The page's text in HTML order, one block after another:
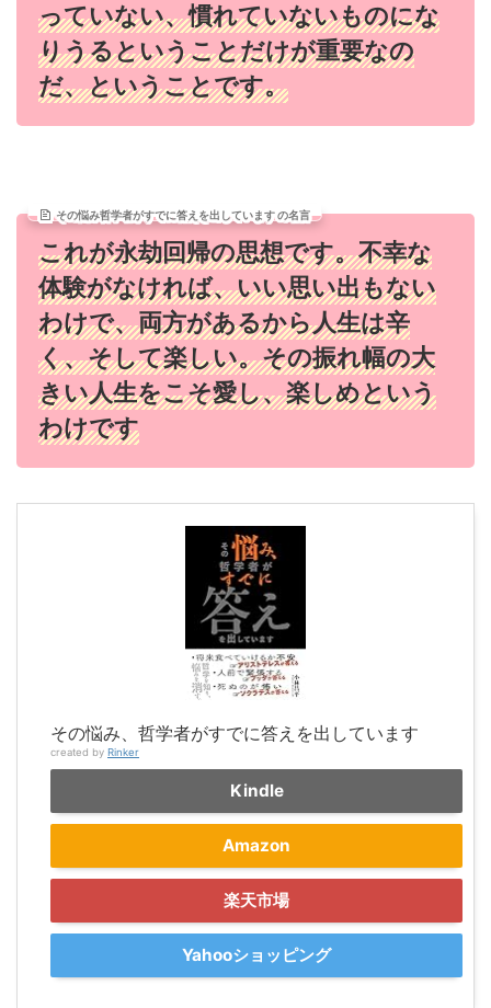
っていない、慣れていないものにな
りうるということだけが重要なの
だ、ということです。
その悩み哲学者がすでに答えを出しています の名言
これが永劫回帰の思想です。不幸な
体験がなければ、いい思い出もない
わけで、両方があるから人生は辛
く、そして楽しい。その振れ幅の大
きい人生をこそ愛し、楽しめという
わけです
その悩み、哲学者がすでに答えを出しています
created by Rinker
Kindle
Amazon
楽天市場
Yahooショッピング